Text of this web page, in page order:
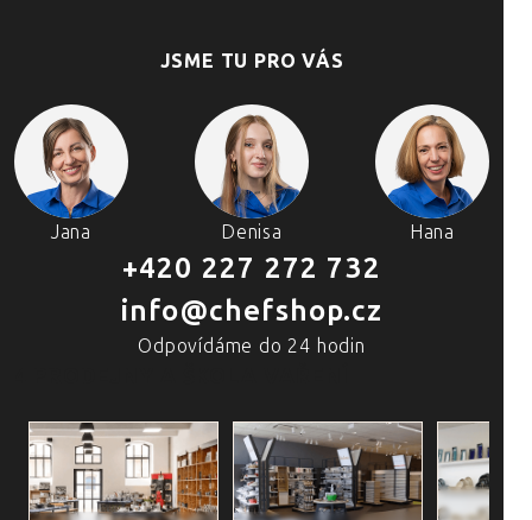
JSME TU PRO VÁS
Jana Denisa Hana
+420 227 272 732
info@chefshop.cz
Odpovídáme do 24 hodin